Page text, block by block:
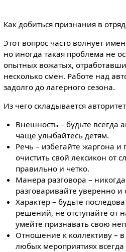
Как добиться признания в
Этот вопрос часто волнует
но иногда такая проблема не
опытных вожатых,
несколько смен. Работе над
задолго до лагерного сезона.
Из чего складывается
Внешность – будьте всегда
чаще улыбайтесь детям.
Речь – избегайте жаргона и
очистить свой лексикон от
правильно и четко.
Манера разговора –
разговаривайте уверенно и
Характер – будьте
решений, не отступайте от
умейте признавать свою
Отношение к коллективу –
любых мероприятиях